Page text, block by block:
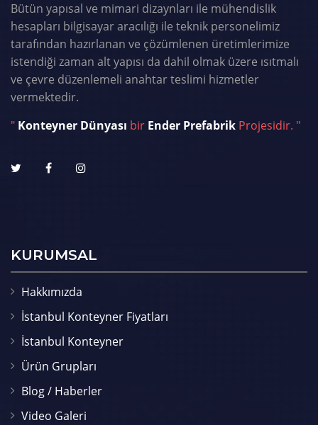
Bütün yapısal ve mimari dizaynları ile mühendislik
hesapları bilgisayar aracılığı ile teknik personelimiz
tarafından hazırlanan ve çözümlenen üretimlerimize
istendiği zaman alt yapısı da dahil olmak üzere ısıtmalı
ve çevre düzenlemeli anahtar teslimi hizmetler
vermektedir.
" Konteyner Dünyası bir Ender Prefabrik Projesidir. "
KURUMSAL
Hakkımızda
İstanbul Konteyner Fiyatları
İstanbul Konteyner
Ürün Grupları
Blog / Haberler
Video Galeri